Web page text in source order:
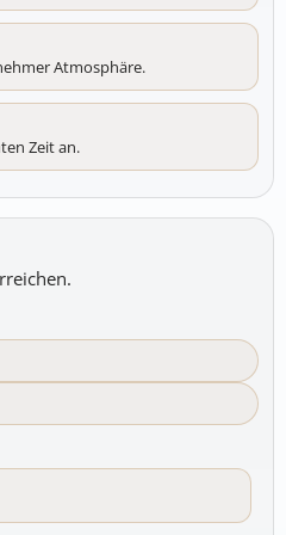
Atmosphäre.
Zeit an.